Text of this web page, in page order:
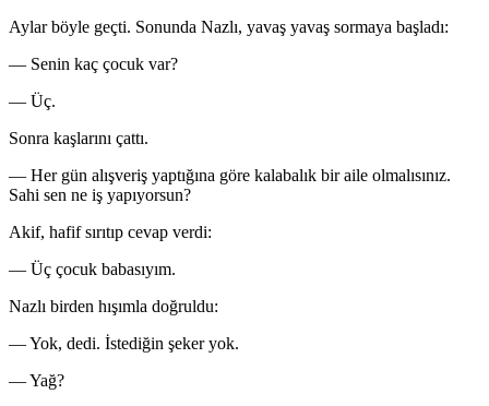
Aylar böyle geçti. Sonunda Nazlı, yavaş yavaş sormaya başladı:
— Senin kaç çocuk var?
— Üç.
Sonra kaşlarını çattı.
— Her gün alışveriş yaptığına göre kalabalık bir aile olmalısınız.
Sahi sen ne iş yapıyorsun?
Akif, hafif sırıtıp cevap verdi:
— Üç çocuk babasıyım.
Nazlı birden hışımla doğruldu:
— Yok, dedi. İstediğin şeker yok.
— Yağ?